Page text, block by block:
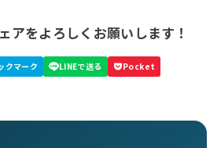
アをよろしくお願いします！